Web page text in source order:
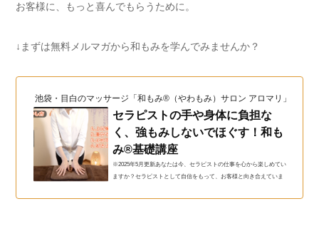
お客様に、もっと喜んでもらうために。
↓まずは無料メルマガから和もみを学んでみませんか？
池袋・目白のマッサージ「和もみ®（やわもみ）サロン アロマリ」（和
セラピストの手や身体に負担な
く、強もみしないでほぐす！和も
み®基礎講座
※2025年5月更新あなたは今、セラピストの仕事を心から楽しめてい
ますか？セラピストとして自信をもって、お客様と向き合えていま
しての『土台となる基礎』から見直してみませんか？◆ こんなお悩